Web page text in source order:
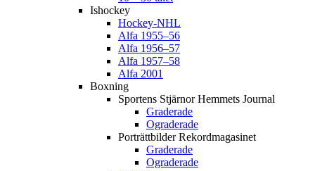
Ishockey
Hockey-NHL
Alfa 1955–56
Alfa 1956–57
Alfa 1957–58
Alfa 2001
Boxning
Sportens Stjärnor Hemmets Journal
Graderade
Ograderade
Porträttbilder Rekordmagasinet
Graderade
Ograderade